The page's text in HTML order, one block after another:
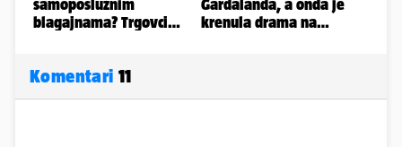
Komentari 11